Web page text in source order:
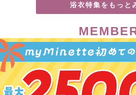
浴衣特集をもっと